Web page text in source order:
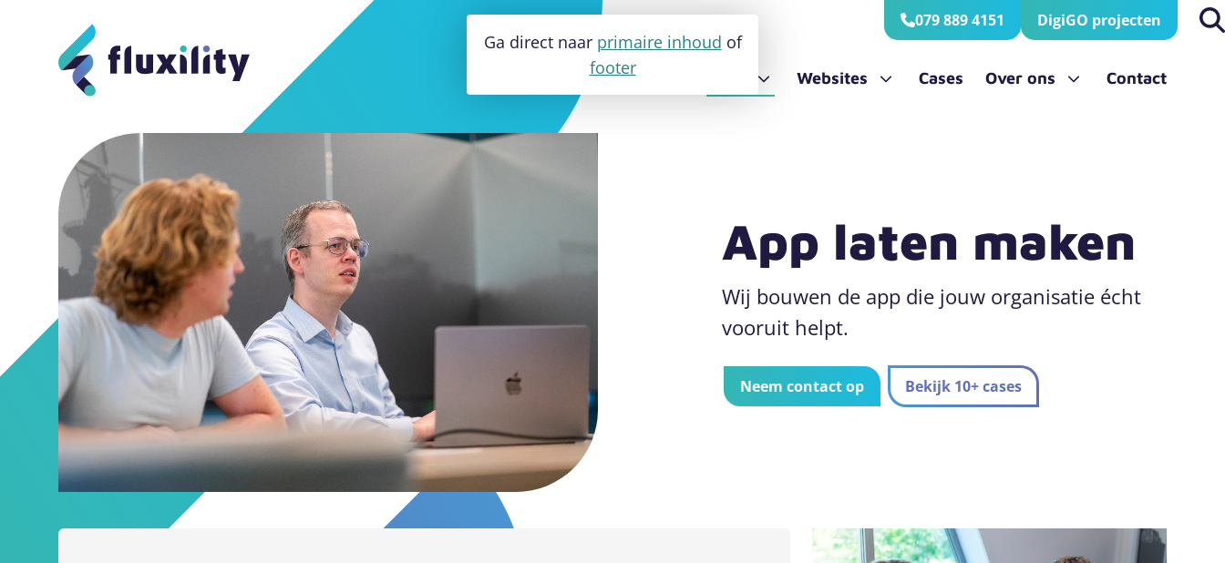
Ga direct naar primaire inhoud of
footer
079 889 4151 DigiGO projecten
Software
Webapplicatie App ontwikkeling
Websites
Maatwerk website
Recruitment website
Cases Over ons
Over Fluxility
Contact
App laten maken
Wij bouwen de app die jouw organisatie écht
vooruit helpt.
Neem contact op Bekijk 10+ cases